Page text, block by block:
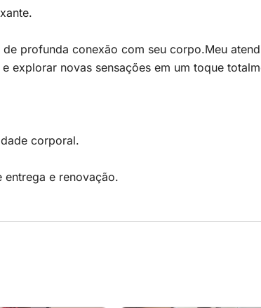
profunda conexão com seu corpo.Meu
explorar novas sensações em um toque
corporal.
e renovação.